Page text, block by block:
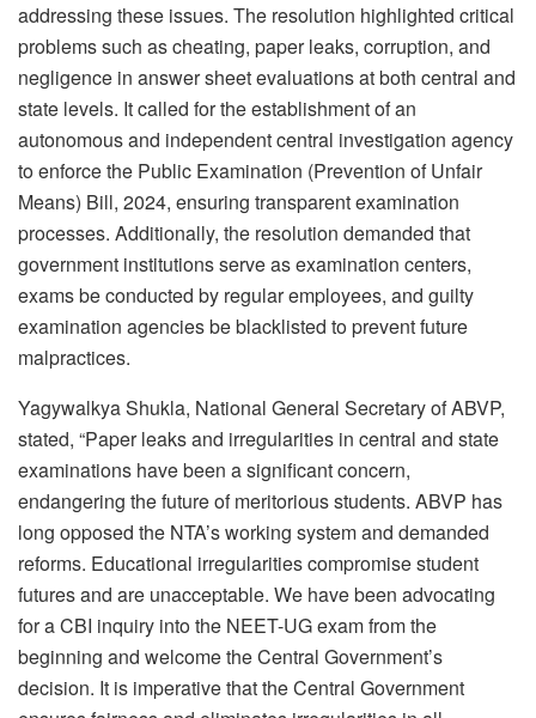
addressing these issues. The resolution highlighted critical
problems such as cheating, paper leaks, corruption, and
negligence in answer sheet evaluations at both central and
state levels. It called for the establishment of an
autonomous and independent central investigation agency
to enforce the Public Examination (Prevention of Unfair
Means) Bill, 2024, ensuring transparent examination
processes. Additionally, the resolution demanded that
government institutions serve as examination centers,
exams be conducted by regular employees, and guilty
examination agencies be blacklisted to prevent future
malpractices.
Yagywalkya Shukla, National General Secretary of ABVP,
stated, “Paper leaks and irregularities in central and state
examinations have been a significant concern,
endangering the future of meritorious students. ABVP has
long opposed the NTA’s working system and demanded
reforms. Educational irregularities compromise student
futures and are unacceptable. We have been advocating
for a CBI inquiry into the NEET-UG exam from the
beginning and welcome the Central Government’s
decision. It is imperative that the Central Government